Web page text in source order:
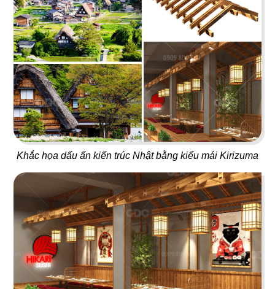
Khắc họa dấu ấn kiến trúc Nhật bằng kiểu mái Kirizuma
49
KASAPOCHI
Nhà hàng Nhật
50
LẨU XÔNG HƠI
Hấp thuỷ nhiệt
51
ĂN ĐƯỢC PHÚC PARADISE
Dimsum Hotpot & BBQ
52
THE REX
Food & Lounge
53
SUSHI MASA
Nhà hàng Nhật
54
LAN KWAI FONG
Beer Club